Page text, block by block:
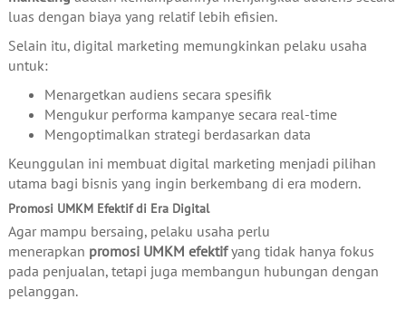
luas dengan biaya yang relatif lebih efisien.
Selain itu, digital marketing memungkinkan pelaku usaha
untuk:
Menargetkan audiens secara spesifik
Mengukur performa kampanye secara real-time
Mengoptimalkan strategi berdasarkan data
Keunggulan ini membuat digital marketing menjadi pilihan
utama bagi bisnis yang ingin berkembang di era modern.
Promosi UMKM Efektif di Era Digital
Agar mampu bersaing, pelaku usaha perlu
menerapkan promosi UMKM efektifyang tidak hanya fokus
pada penjualan, tetapi juga membangun hubungan dengan
pelanggan.